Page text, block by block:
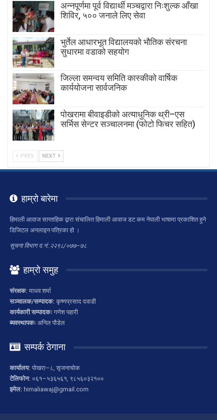
अन्नपूर्णमा पूर्व विद्यार्थी मञ्चद्वारा निःशुल्क आँखा
शिविर, ५०० जनाले लिए सेवा
भुर्तेल आधारभूत विद्यालयको भौतिक संरचना
सुधारमा वडाको सहयोग
जिल्ला समन्वय समिति कास्कीको वार्षिक
कार्ययोजना सार्वजनिक
पोखरामा बीवाइडीको अत्याधुनिक थ्री–एस
सर्भिस सेन्टर सञ्चालनमा (फोटो फिचर सहित)
PREV NEXT
हाम्रो बारेमा
हिमाली आवाज साप्ताहिक द्वारा संचालित हिमाली आवाज डट कम नेपाली भाषामा प्रकाशित हुने
डिजिटल अनलाइन पत्रिका हो ।
सूचना विभाग द.नं.:२२९८/०७७–७८
हाम्रो समुह
संरक्षक: माधव शर्मा
सञ्चालक/सम्पादक: कृष्णप्रसाद दवाडी
कार्यकारी सम्पादकः गणेश पहारी
ब्यवस्थापकः अनिल पौडेल
सम्पर्क ठेगाना
कार्यालय: पोखरा–८, सृजनाचोक
टेलिफोन: ०६१–५३६५६१, ९८५६०३२१००
इमेल: himaliawaj@gmail.com